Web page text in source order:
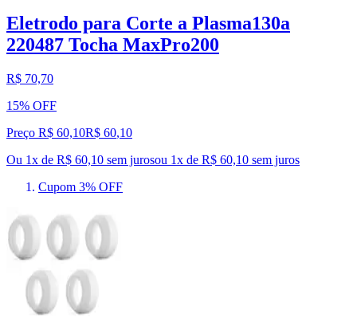
Eletrodo para Corte a Plasma130a
220487 Tocha MaxPro200
R$ 70,70
15% OFF
Preço R$ 60,10R$ 60,10
Ou 1x de R$ 60,10 sem jurosou 1x de R$ 60,10 sem juros
Cupom 3% OFF